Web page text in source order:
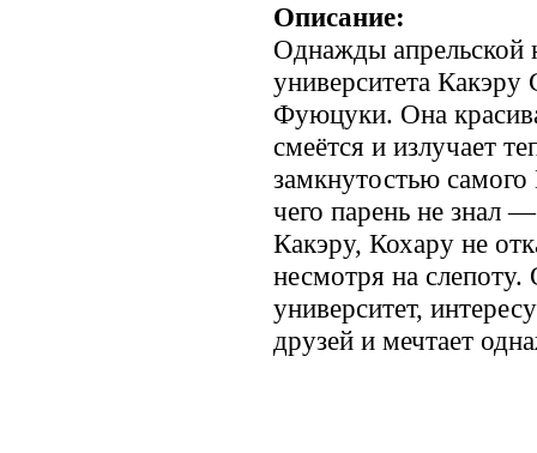
Описание:
Однажды апрельской
университета Какэру
Фуюцуки. Она
смеётся и излучает
замкнутостью
чего парень не знал
Какэру, Кохару не
несмотря на
университет,
друзей и мечтает